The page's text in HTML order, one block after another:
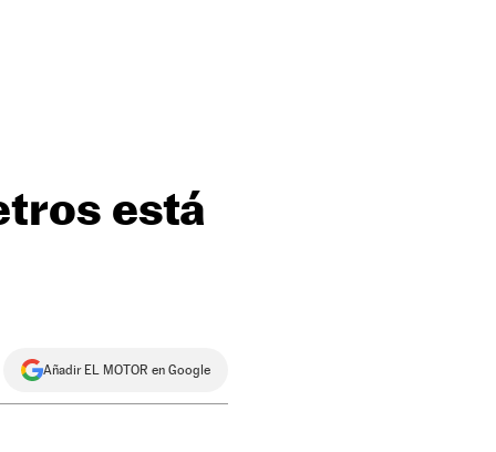
está
Añadir EL MOTOR en Google